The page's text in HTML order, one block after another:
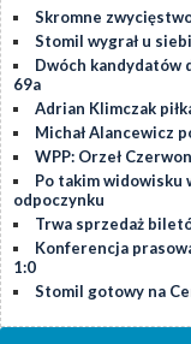
Skromne
Stomil wygrał u
Dwóch kandydatów
69a
Adrian Klimczak
Michał Alancewicz
WPP: Orzeł
Po takim
odpoczynku
Trwa sprzedaż
Konferencja
1:0
Stomil gotowy na